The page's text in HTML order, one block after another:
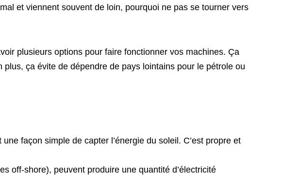
et viennent souvent de loin, pourquoi ne pas se tourner vers
plusieurs options pour faire fonctionner vos machines. Ça
ça évite de dépendre de pays lointains pour le pétrole ou
façon simple de capter l’énergie du soleil. C’est propre et
off-shore), peuvent produire une quantité d’électricité